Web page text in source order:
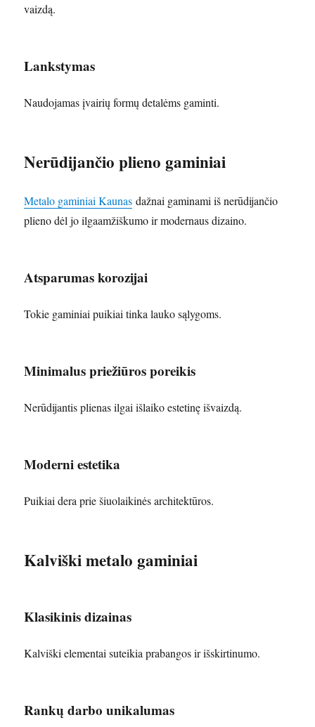
vaizdą.
Lankstymas
Naudojamas įvairių formų detalėms gaminti.
Nerūdijančio plieno gaminiai
Metalo gaminiai Kaunas dažnai gaminami iš nerūdijančio
plieno dėl jo ilgaamžiškumo ir modernaus dizaino.
Atsparumas korozijai
Tokie gaminiai puikiai tinka lauko sąlygoms.
Minimalus priežiūros poreikis
Nerūdijantis plienas ilgai išlaiko estetinę išvaizdą.
Moderni estetika
Puikiai dera prie šiuolaikinės architektūros.
Kalviški metalo gaminiai
Klasikinis dizainas
Kalviški elementai suteikia prabangos ir išskirtinumo.
Rankų darbo unikalumas